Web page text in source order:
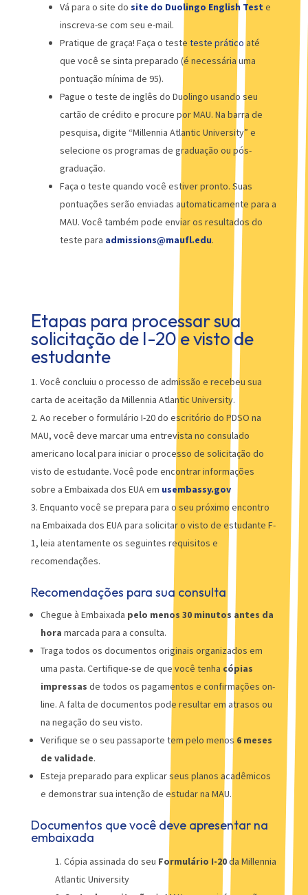
Vá para o site do site do Duolingo English Test e
inscreva-se com seu e-mail.
Pratique de graça! Faça o teste teste práticoaté
que você se sinta preparado (é necessária uma
pontuação mínima de 95).
Pague o teste de inglês do Duolingo usando seu
cartão de crédito e procure por MAU. Na barra de
pesquisa, digite “Millennia Atlantic University” e
selecione os programas de graduação ou pós-
graduação.
Faça o teste quando você estiver pronto. Suas
pontuações serão enviadas automaticamente para a
MAU. Você também pode enviar os resultados do
teste para admissions@maufl.edu.
Etapas para processar sua
solicitação de I-20 e visto de
estudante
Você concluiu o processo de admissão e recebeu sua
carta de aceitação da Millennia Atlantic University.
Ao receber o formulário I-20 do escritório do PDSO na
MAU, você deve marcar uma entrevista no consulado
americano local para iniciar o processo de solicitação do
visto de estudante. Você pode encontrar informações
sobre a Embaixada dos EUA em usembassy.gov
Enquanto você se prepara para o seu próximo encontro
na Embaixada dos EUA para solicitar o visto de estudante F-
1, leia atentamente os seguintes requisitos e
recomendações.
Recomendações para sua consulta
Chegue à Embaixada pelo menos 30 minutos antes da
hora marcada para a consulta.
Traga todos os documentos originais organizados em
uma pasta. Certifique-se de que você tenha cópias
impressas de todos os pagamentos e confirmações on-
line. A falta de documentos pode resultar em atrasos ou
na negação do seu visto.
Verifique se o seu passaporte tem pelo menos 6 meses
de validade.
Esteja preparado para explicar seus planos acadêmicos
e demonstrar sua intenção de estudar na MAU.
Documentos que você deve apresentar na
embaixada
Cópia assinada do seu Formulário I-20da Millennia
Atlantic University